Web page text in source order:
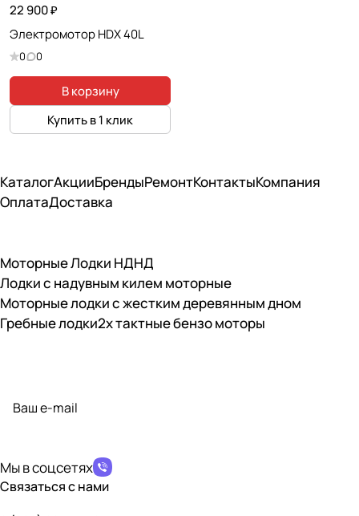
22 900 ₽
Электромотор HDX 40L
0 0
В корзину
Купить в 1 клик
КаталогАкцииБрендыРемонтКонтактыКомпания
ОплатаДоставка
Моторные Лодки НДНД
Лодки с надувным килем моторные
Моторные лодки с жестким деревянным дном
Гребные лодки2х тактные бензо моторы
Мы в соцсетях
Связаться с нами